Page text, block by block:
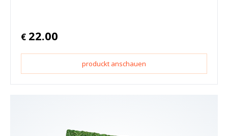
€ 22.00
produckt anschauen